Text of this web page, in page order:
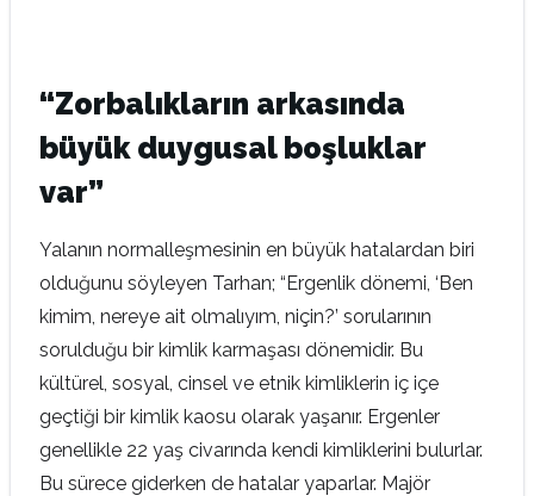
“Zorbalıkların arkasında
büyük duygusal boşluklar
var”
Yalanın normalleşmesinin en büyük hatalardan biri
olduğunu söyleyen Tarhan; “Ergenlik dönemi, ‘Ben
kimim, nereye ait olmalıyım, niçin?’ sorularının
sorulduğu bir kimlik karmaşası dönemidir. Bu
kültürel, sosyal, cinsel ve etnik kimliklerin iç içe
geçtiği bir kimlik kaosu olarak yaşanır. Ergenler
genellikle 22 yaş civarında kendi kimliklerini bulurlar.
Bu sürece giderken de hatalar yaparlar. Majör